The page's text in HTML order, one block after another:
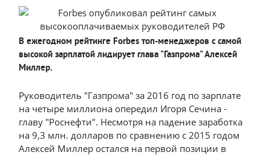
В ежегодном рейтинге Forbes топ-менеджеров с самой
высокой зарплатой лидирует глава "Газпрома" Алексей
Миллер.
Руководитель "Газпрома" за 2016 год по зарплате
на четыре миллиона опередил Игоря Сечина -
главу "Роснефти". Несмотря на падение заработка
на 9,3 млн. долларов по сравнению с 2015 годом
Алексей Миллер остался на первой позиции в